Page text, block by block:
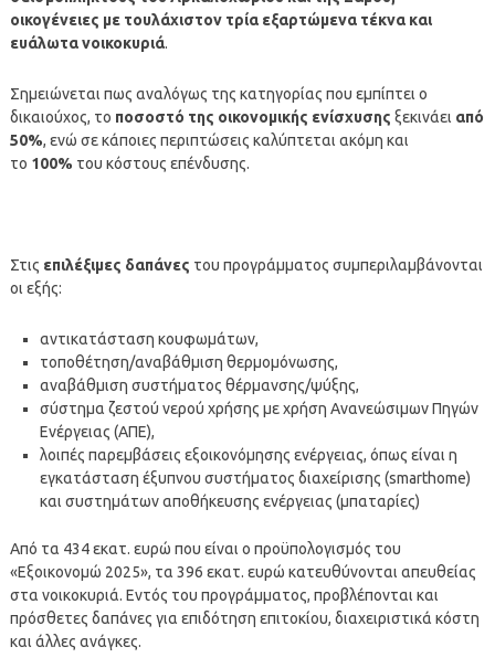
οικογένειες με τουλάχιστον τρία εξαρτώμενα τέκνα και
ευάλωτα νοικοκυριά.
Σημειώνεται πως αναλόγως της κατηγορίας που εμπίπτει ο
δικαιούχος, το ποσοστό της οικονομικής ενίσχυσης ξεκινάει από
50%, ενώ σε κάποιες περιπτώσεις καλύπτεται ακόμη και
το 100% του κόστους επένδυσης.
Στις επιλέξιμες δαπάνες του προγράμματος συμπεριλαμβάνονται
οι εξής:
αντικατάσταση κουφωμάτων,
τοποθέτηση/αναβάθμιση θερμομόνωσης,
αναβάθμιση συστήματος θέρμανσης/ψύξης,
σύστημα ζεστού νερού χρήσης με χρήση Ανανεώσιμων Πηγών
Ενέργειας (ΑΠΕ),
λοιπές παρεμβάσεις εξοικονόμησης ενέργειας, όπως είναι η
εγκατάσταση έξυπνου συστήματος διαχείρισης (smarthome)
και συστημάτων αποθήκευσης ενέργειας (μπαταρίες)
Από τα 434 εκατ. ευρώ που είναι ο προϋπολογισμός του
«Εξοικονομώ 2025», τα 396 εκατ. ευρώ κατευθύνονται απευθείας
στα νοικοκυριά. Εντός του προγράμματος, προβλέπονται και
πρόσθετες δαπάνες για επιδότηση επιτοκίου, διαχειριστικά κόστη
και άλλες ανάγκες.